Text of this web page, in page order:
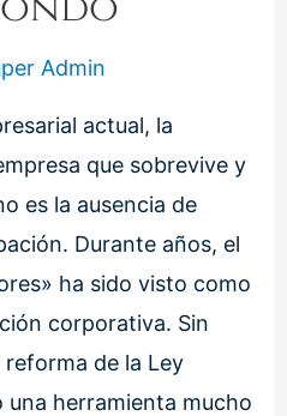
Admin
actual, la
que sobrevive y
es la ausencia de
Durante años, el
ha sido visto como
corporativa. Sin
de la Ley
una herramienta mucho